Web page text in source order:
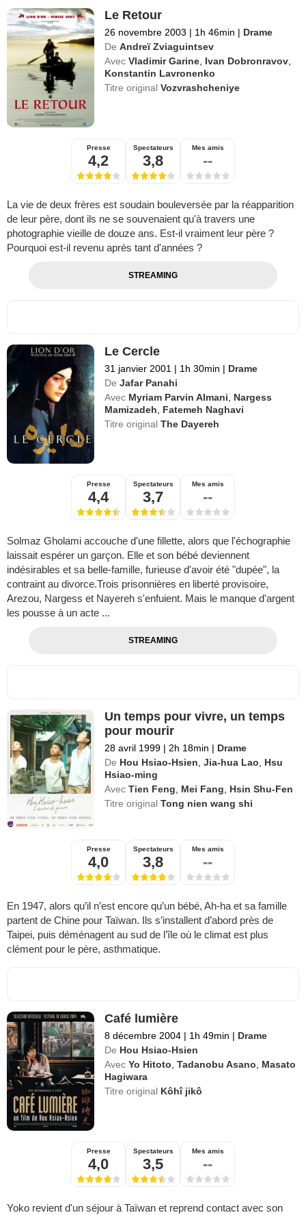
Le Retour
26 novembre 2003 | 1h 46min | Drame
De Andreï Zviaguintsev
Avec Vladimir Garine, Ivan Dobronravov,
Konstantin Lavronenko
Titre originalVozvrashcheniye
Presse
4,2
Spectateurs
3,8
Mes amis
--
La vie de deux frères est soudain bouleversée par la réapparition
de leur père, dont ils ne se souvenaient qu'à travers une
photographie vieille de douze ans. Est-il vraiment leur père ?
Pourquoi est-il revenu après tant d'années ?
STREAMING
Le Cercle
31 janvier 2001 | 1h 30min | Drame
De Jafar Panahi
Avec Myriam Parvin Almani, Nargess
Mamizadeh, Fatemeh Naghavi
Titre originalThe Dayereh
Presse
4,4
Spectateurs
3,7
Mes amis
--
Solmaz Gholami accouche d'une fillette, alors que l'échographie
laissait espérer un garçon. Elle et son bébé deviennent
indésirables et sa belle-famille, furieuse d'avoir été "dupée", la
contraint au divorce.Trois prisonnières en liberté provisoire,
Arezou, Nargess et Nayereh s'enfuient. Mais le manque d'argent
les pousse à un acte ...
STREAMING
Un temps pour vivre, un temps
pour mourir
28 avril 1999 | 2h 18min | Drame
De Hou Hsiao-Hsien,Jia-hua Lao, Hsu
Hsiao-ming
Avec Tien Feng, Mei Fang, Hsin Shu-Fen
Titre originalTong nien wang shi
Presse
4,0
Spectateurs
3,8
Mes amis
--
En 1947, alors qu’il n’est encore qu’un bébé, Ah-ha et sa famille
partent de Chine pour Taïwan. Ils s’installent d’abord près de
Taipei, puis déménagent au sud de l’île où le climat est plus
clément pour le père, asthmatique.
Café lumière
8 décembre 2004 | 1h 49min | Drame
De Hou Hsiao-Hsien
Avec Yo Hitoto,Tadanobu Asano, Masato
Hagiwara
Titre original Kôhî jikô
Presse
4,0
Spectateurs
3,5
Mes amis
--
Yoko revient d'un séjour à Taïwan et reprend contact avec son